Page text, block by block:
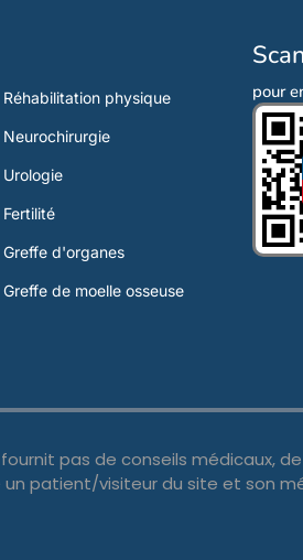
Réhabilitation physique
Neurochirurgie
Urologie
Fertilité
Greffe d'organes
Greffe de moelle osseuse
pour
fournit pas de conseils médicaux,
patient/visiteur du site et son